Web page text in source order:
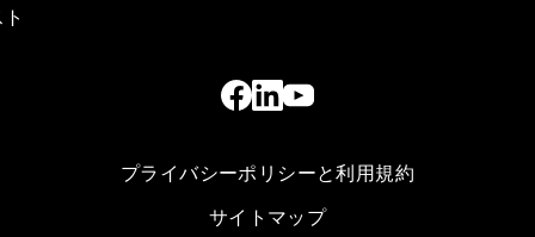
プライバシーポリシーと利用規約
サイトマップ